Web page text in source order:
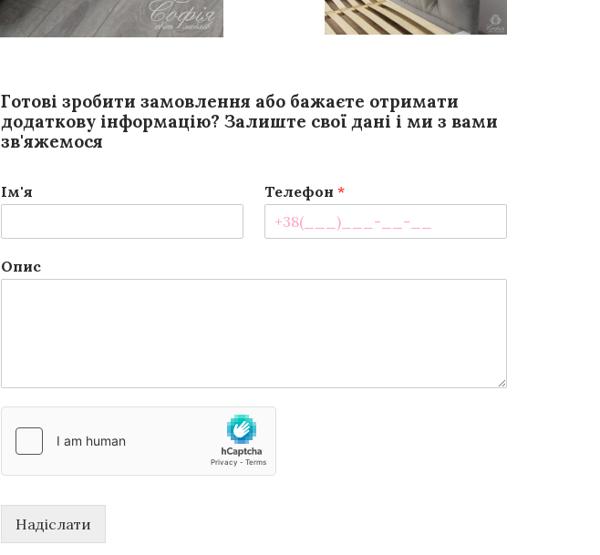
Готові зробити замовлення або бажаєте отримати
додаткову інформацію? Залиште свої дані і ми з вами
зв'яжемося
Ім'я Телефон *
Опис
Надіслати